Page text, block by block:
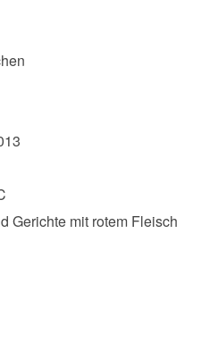
Gerichte mit rotem Fleisch